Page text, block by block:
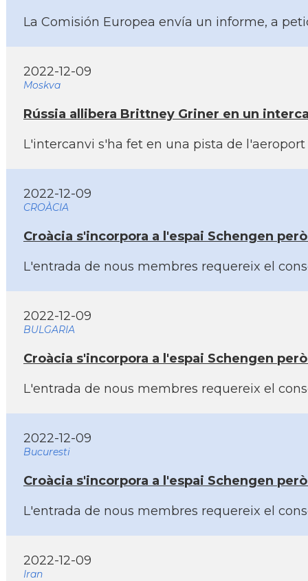
La Comisión Europea enví­a un informe, a
2022-12-09
Moskva
Rússia allibera Brittney Griner en un
L'intercanvi s'ha fet en una pista de
2022-12-09
CROÀCIA
Croàcia s'incorpora a l'espai Schengen
L'entrada de nous membres requereix el
2022-12-09
BULGARIA
Croàcia s'incorpora a l'espai Schengen
L'entrada de nous membres requereix el
2022-12-09
Bucuresti
Croàcia s'incorpora a l'espai Schengen
L'entrada de nous membres requereix el
2022-12-09
Iran